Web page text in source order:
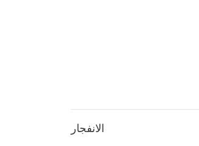
الانفجار